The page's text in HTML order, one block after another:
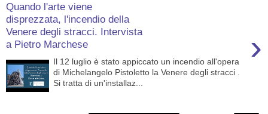
Quando l'arte viene
disprezzata, l'incendio della
Venere degli stracci. Intervista
a Pietro Marchese
›
Il 12 luglio è stato appiccato un incendio all'opera
di Michelangelo Pistoletto la Venere degli stracci .
Si tratta di un'installaz...